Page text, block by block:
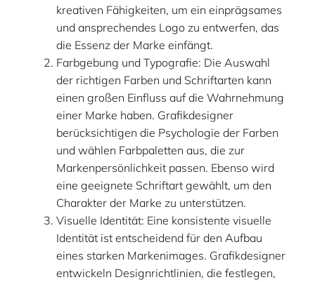
kreativen Fähigkeiten, um ein einprägsames
und ansprechendes Logo zu entwerfen, das
die Essenz der Marke einfängt.
Farbgebung und Typografie: Die Auswahl
der richtigen Farben und Schriftarten kann
einen großen Einfluss auf die Wahrnehmung
einer Marke haben. Grafikdesigner
berücksichtigen die Psychologie der Farben
und wählen Farbpaletten aus, die zur
Markenpersönlichkeit passen. Ebenso wird
eine geeignete Schriftart gewählt, um den
Charakter der Marke zu unterstützen.
Visuelle Identität: Eine konsistente visuelle
Identität ist entscheidend für den Aufbau
eines starken Markenimages. Grafikdesigner
entwickeln Designrichtlinien, die festlegen,